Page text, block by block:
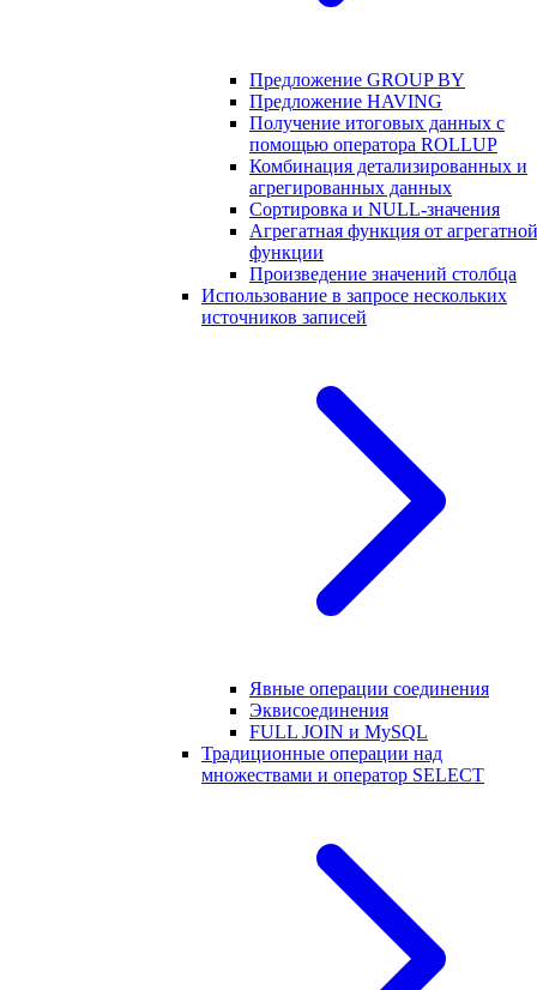
Предложение GROUP BY
Предложение HAVING
Получение итоговых данных с
помощью оператора ROLLUP
Комбинация детализированных и
агрегированных данных
Сортировка и NULL-значения
Агрегатная функция от агрегатной
функции
Произведение значений столбца
Использование в запросе нескольких
источников записей
Явные операции соединения
Эквисоединения
FULL JOIN и MySQL
Традиционные операции над
множествами и оператор SELECT